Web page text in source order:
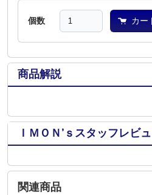
個数 カー
商品解説
ＩＭＯＮ’ｓスタッフレビ
関連商品